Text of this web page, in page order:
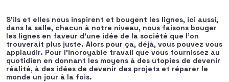
S’ils et elles nous inspirent et bougent les lignes, ici aussi,
dans la salle, chacun à notre niveau, nous faisons bouger
les lignes en faveur d’une idée de la société que l’on
trouverait plus juste. Alors pour ça, déjà, vous pouvez vous
applaudir. Pour l’incroyable travail que vous fournissez au
quotidien en donnant les moyens à des utopies de devenir
réalité, à des idées de devenir des projets et réparer le
monde un jour à la fois.